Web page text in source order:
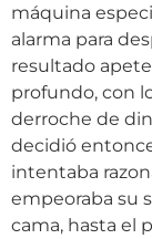
máquina
alarma para
resultado
profundo, con
derroche de
decidió
intentaba
empeoraba su
cama, hasta el